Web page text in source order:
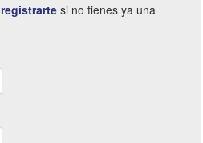
registrarte si no tienes ya una